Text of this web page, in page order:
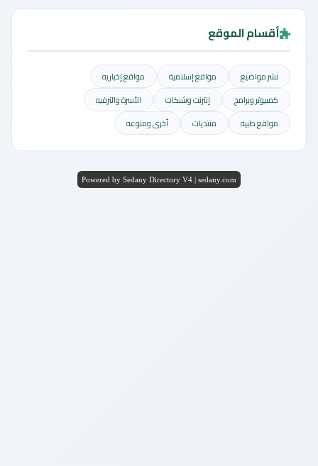
أقسام الموقع
نشر مواضيع مواقع إسلامية
مواقع إخباريه
كمبيوتر وبرامج
إنترنت وشبكات
الأسرة والترفيه
مواقع طبيه
منتديات أخرى ومنوعه
Powered by Sedany Directory V4 | sedany.com